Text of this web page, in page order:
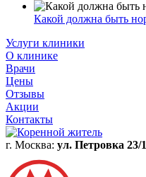
Какой должна быть
Услуги клиники
О клинике
Врачи
Цены
Отзывы
Акции
Контакты
г. Москва: ул. Петровка 23/